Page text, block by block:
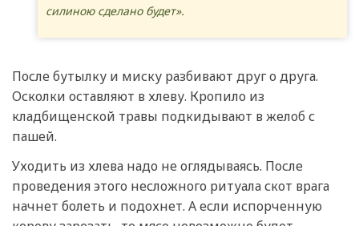
силиною сделано будет».
После бутылку и миску разбивают друг о друга.
Осколки оставляют в хлеву. Кропило из
кладбищенской травы подкидывают в желоб с
пашей.
Уходить из хлева надо не оглядываясь. После
проведения этого несложного ритуала скот врага
начнет болеть и подохнет. А если испорченную